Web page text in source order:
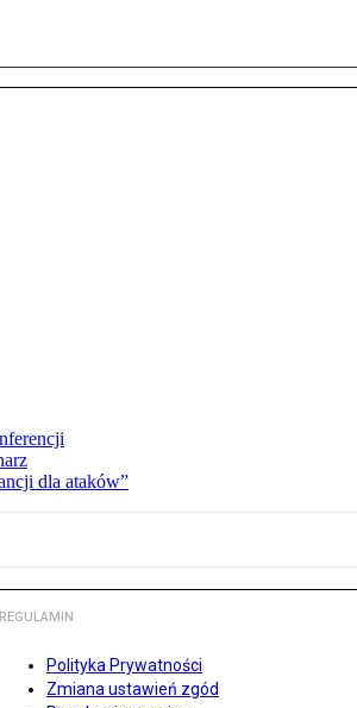
dla ataków”
REGULAMIN
Polityka Prywatności
Zmiana ustawień zgód